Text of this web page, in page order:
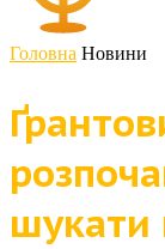
Головна Новини
шукати